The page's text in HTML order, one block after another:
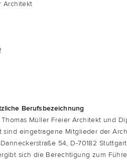
Architekt
Berufsbezeichnung
Tho­mas Mül­ler Frei­er Archi­tekt und
sind ein­ge­tra­ge­ne Mit­glie­der der
54, D-70182
sich die Berech­ti­gung zum